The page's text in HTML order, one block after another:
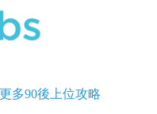
多90後上位攻略